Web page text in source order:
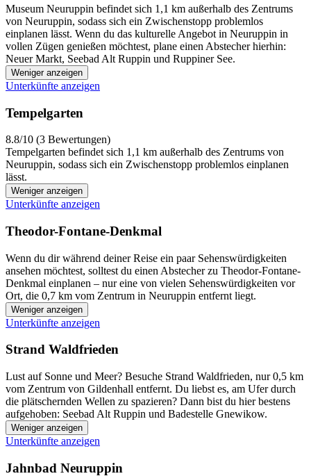
Museum Neuruppin befindet sich 1,1 km außerhalb des Zentrums
von Neuruppin, sodass sich ein Zwischenstopp problemlos
einplanen lässt. Wenn du das kulturelle Angebot in Neuruppin in
vollen Zügen genießen möchtest, plane einen Abstecher hierhin:
Neuer Markt, Seebad Alt Ruppin und Ruppiner See.
Weniger anzeigen
Unterkünfte anzeigen
Tempelgarten
8.8/10 (3 Bewertungen)
Tempelgarten befindet sich 1,1 km außerhalb des Zentrums von
Neuruppin, sodass sich ein Zwischenstopp problemlos einplanen
lässt.
Weniger anzeigen
Unterkünfte anzeigen
Theodor-Fontane-Denkmal
Wenn du dir während deiner Reise ein paar Sehenswürdigkeiten
ansehen möchtest, solltest du einen Abstecher zu Theodor-Fontane-
Denkmal einplanen – nur eine von vielen Sehenswürdigkeiten vor
Ort, die 0,7 km vom Zentrum in Neuruppin entfernt liegt.
Weniger anzeigen
Unterkünfte anzeigen
Strand Waldfrieden
Lust auf Sonne und Meer? Besuche Strand Waldfrieden, nur 0,5 km
vom Zentrum von Gildenhall entfernt. Du liebst es, am Ufer durch
die plätschernden Wellen zu spazieren? Dann bist du hier bestens
aufgehoben: Seebad Alt Ruppin und Badestelle Gnewikow.
Weniger anzeigen
Unterkünfte anzeigen
Jahnbad Neuruppin